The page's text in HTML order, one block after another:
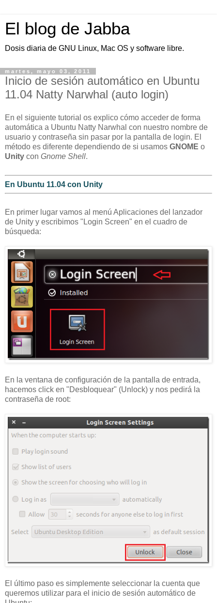
El blog de Jabba
Dosis diaria de GNU Linux, Mac OS y software libre.
martes, mayo 03, 2011
Inicio de sesión automático en Ubuntu
11.04 Natty Narwhal (auto login)
En el siguiente tutorial os explico cómo acceder de forma
automática a Ubuntu Natty Narwhal con nuestro nombre de
usuario y contraseña sin pasar por la pantalla de login. El
método es diferente dependiendo de si usamos GNOME o
Unity con Gnome Shell.
En Ubuntu 11.04 con Unity
En primer lugar vamos al menú Aplicaciones del lanzador
de Unity y escribimos "Login Screen" en el cuadro de
búsqueda:
En la ventana de configuración de la pantalla de entrada,
hacemos click en "Desbloquear" (Unlock) y nos pedirá la
contraseña de root:
El último paso es simplemente seleccionar la cuenta que
queremos utilizar para el inicio de sesión automático de